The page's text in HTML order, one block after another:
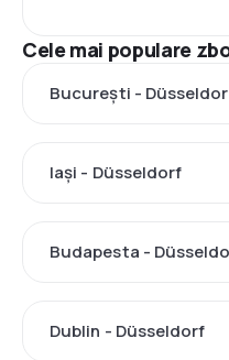
Cele mai populare
București -
Iași - Düsseldorf
Budapesta -
Dublin - Düsseldorf